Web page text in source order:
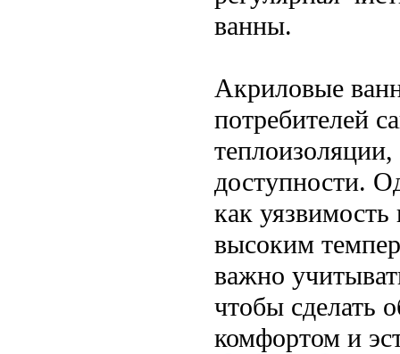
ванны.
Акриловые
потребителей
доступности.
как
высоким
важно
чтобы сделать
комфортом и